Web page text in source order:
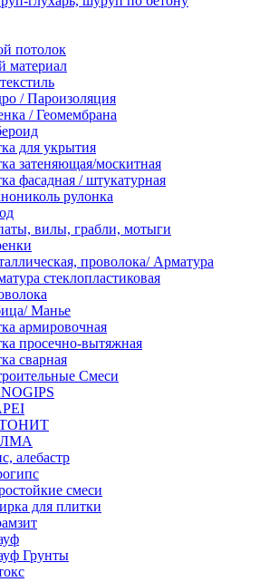
потолок
материал
/ Пароизоляция
/ Геомембрана
для укрытия
затеняющая/москитная
фасадная / штукатурная
рулонка
вилы, грабли, мотыги
проволока/ Арматура
стеклопластиковая
Манье
армировочная
просечно-вытяжная
сварная
Смеси
алебастр
смеси
для плитки
Грунты